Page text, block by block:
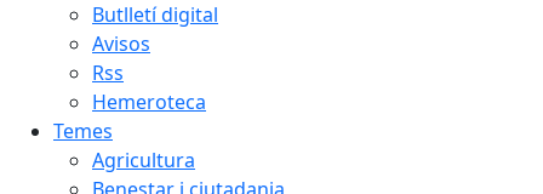
Butlletí digital
Avisos
Rss
Hemeroteca
Temes
Agricultura